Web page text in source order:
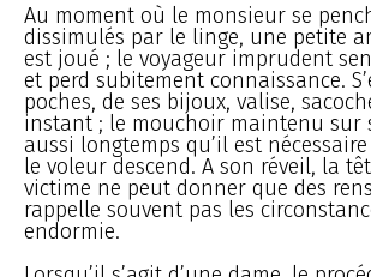
Au moment où le monsieur se
dissimulés par le linge, une petite
est joué ; le voyageur imprudent
et perd subitement connaissance.
poches, de ses bijoux, valise,
instant ; le mouchoir maintenu sur
aussi longtemps qu’il est
le voleur descend. A son réveil, la
victime ne peut donner que des
rappelle souvent pas les
endormie.